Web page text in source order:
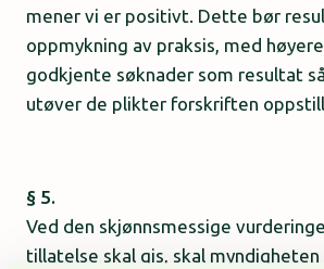
mener vi er positivt. Dette bør
oppmykning av praksis, med
godkjente søknader som resultat
utøver de plikter forskriften
§ 5.
Ved den skjønnsmessige
tillatelse skal gis, skal